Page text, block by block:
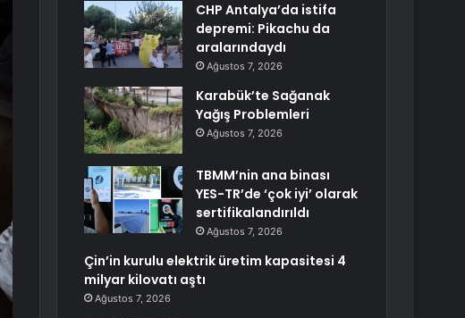
CHP Antalya’da istifa
depremi: Pikachu da
aralarındaydı
Ağustos 7, 2026
Karabük’te Sağanak
Yağış Problemleri
Ağustos 7, 2026
TBMM’nin ana binası
YES-TR’de ‘çok iyi’ olarak
sertifikalandırıldı
Ağustos 7, 2026
Çin’in kurulu elektrik üretim kapasitesi 4
milyar kilovatı aştı
Ağustos 7, 2026